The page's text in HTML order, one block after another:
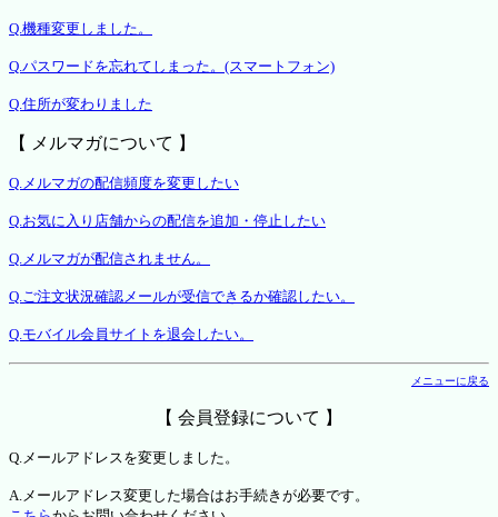
Q.機種変更しました。
Q.パスワードを忘れてしまった。(スマートフォン)
Q.住所が変わりました
【 メルマガについて 】
Q.メルマガの配信頻度を変更したい
Q.お気に入り店舗からの配信を追加・停止したい
Q.メルマガが配信されません。
Q.ご注文状況確認メールが受信できるか確認したい。
Q.モバイル会員サイトを退会したい。
メニューに戻る
【 会員登録について 】
Q.メールアドレスを変更しました。
A.メールアドレス変更した場合はお手続きが必要です。